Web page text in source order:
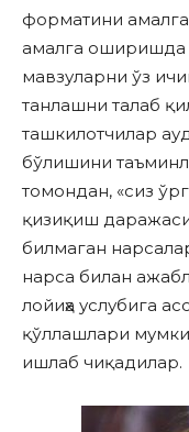
форматини
амалга оширишда
мавзуларни ўз
танлашни талаб
ташкилотчилар
бўлишини
томондан, «сиз
қизиқиш
билмаган
нарса билан
лойиҳа услубига
қўллашлари
ишлаб чиқадилар.